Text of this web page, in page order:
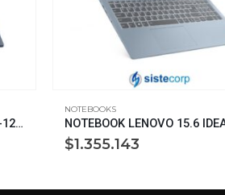
NOTEBOOK HP 15.6 VICTUS I5-12450H 8G 512G WIN11H RTX3050 (A14LCLA)
NOTEBOOKS
$1.355.143